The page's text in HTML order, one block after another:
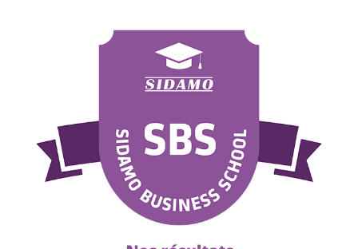
Perceuses
Perceuses magnétiques
Affuteurs de forets
Ponceuses
Tours à métaux
Tables
OUTILS COUPANTS
Fraises scies
Rubans
Fraise HSS
Forets métaux